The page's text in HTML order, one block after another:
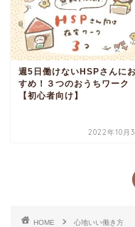
週5日働けないHSPさんに
すめ！３つのおうちワーク
【初心者向け】
2022年10月
HOME 心地いい働き方